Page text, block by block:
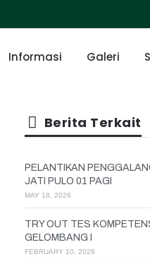
Informasi Galeri
Berita Terkait
PELANTIKAN
JATI PULO 01 PAGI
MAY 18, 2026
TRY OUT TES
GELOMBANG I
FEBRUARY 10, 2026